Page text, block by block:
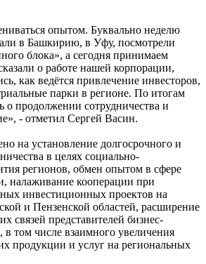
опытом. Буквально неделю
в Башкирию, в Уфу, посмотрели
блока», а сегодня принимаем
о работе нашей корпорации,
как ведётся привлечение инвесторов,
парки в регионе. По итогам
о продолжении сотрудничества и
- отметил Сергей Васин.
на установление долгосрочного и
в целях социально-
регионов, обмен опытом в сфере
налаживание кооперации при
инвестиционных проектов на
и Пензенской областей, расширение
связей представителей бизнес-
в том числе взаимного увеличения
продукции и услуг на региональных